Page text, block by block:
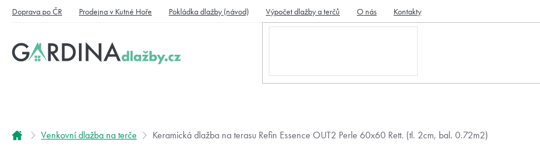
Doprava po ČR Prodejna v Kutné Hoře Pokládka dlažby (návod) Výpočet dlažby a terčů O nás Kontakty
DomůVenkovní dlažba na terče Keramická dlažba na terasu Refin Essence OUT2 Perle 60x60 Rett. (tl. 2cm, bal. 0.72m2)